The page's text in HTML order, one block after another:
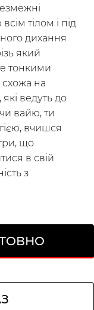
тілом і під
дихання
який
тонкими
схожа на
ведуть до
вайю, ти
вчишся
що
в свій
з